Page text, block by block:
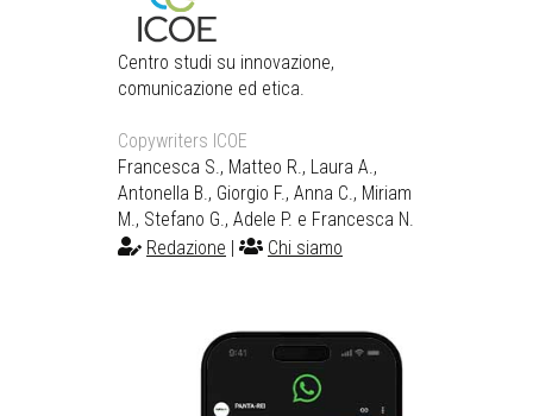
Centro studi su innovazione,
comunicazione ed etica.
Copywriters ICOE
Francesca S., Matteo R., Laura A.,
Antonella B., Giorgio F., Anna C., Miriam
M., Stefano G., Adele P. e Francesca N.
Redazione
Chi siamo